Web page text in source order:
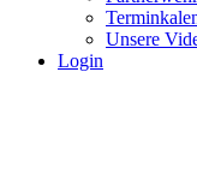
Unsere
Login